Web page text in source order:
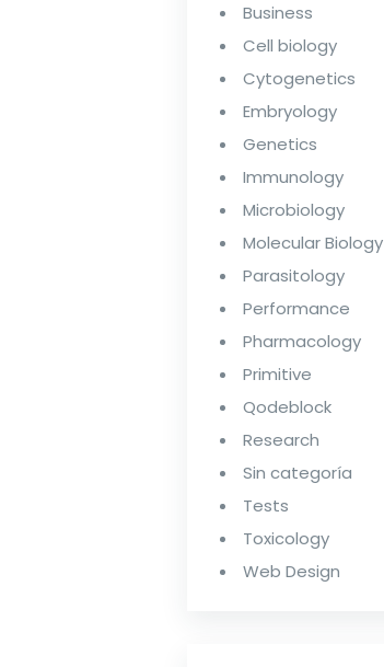
Business
Cell biology
Cytogenetics
Embryology
Genetics
Immunology
Microbiology
Molecular Biology
Parasitology
Performance
Pharmacology
Primitive
Qodeblock
Research
Sin categoría
Tests
Toxicology
Web Design